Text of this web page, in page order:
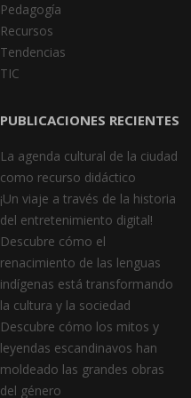
Pedagogía
Recursos
Tendencias
TIC
PUBLICACIONES RECIENTES
La agenda cultural de la ciudad
como recurso didáctico
¡Un viaje a través de la historia
del entretenimiento digital!
Descubre cómo el
renacimiento de las lenguas
indígenas está transformando
la cultura y la sociedad
Descubre cómo los mitos y
leyendas escandinavos han
moldeado las grandes obras
del género